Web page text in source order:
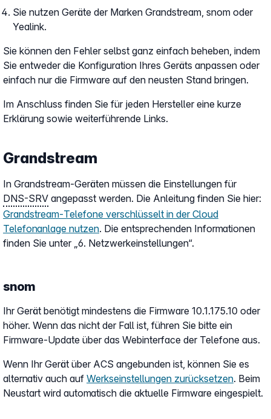
Sie nutzen Geräte der Marken Grandstream, snom oder
Yealink.
Sie können den Fehler selbst ganz einfach beheben, indem
Sie entweder die Konfiguration Ihres Geräts anpassen oder
einfach nur die Firmware auf den neusten Stand bringen.
Im Anschluss finden Sie für jeden Hersteller eine kurze
Erklärung sowie weiterführende Links.
Grandstream
In Grandstream-Geräten müssen die Einstellungen für
DNS-SRV angepasst werden. Die Anleitung finden Sie hier:
Grandstream-Telefone verschlüsselt in der Cloud
Telefonanlage nutzen. Die entsprechenden Informationen
finden Sie unter „6. Netzwerkeinstellungen“.
snom
Ihr Gerät benötigt mindestens die Firmware 10.1.175.10 oder
höher. Wenn das nicht der Fall ist, führen Sie bitte ein
Firmware-Update über das Webinterface der Telefone aus.
Wenn Ihr Gerät über ACS angebunden ist, können Sie es
alternativ auch auf Werkseinstellungen zurücksetzen. Beim
Neustart wird automatisch die aktuelle Firmware eingespielt.